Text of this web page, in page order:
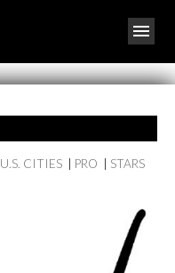
U.S. CITIES PRO
STARS